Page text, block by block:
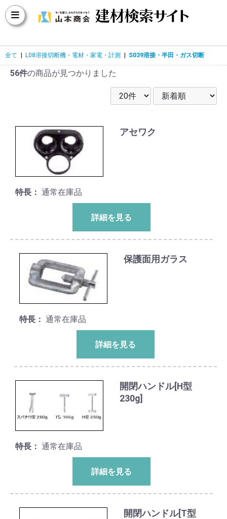
全て | L08溶接切断機・電材・家電・計測 | S039溶接・半田・ガス切断
56件の商品が見つかりました
アセワク
特長： 通常在庫品
詳細を見る
保護面用ガラス
特長： 通常在庫品
詳細を見る
開閉ハンドル[H型
230g]
特長： 通常在庫品
詳細を見る
開閉ハンドル[T型